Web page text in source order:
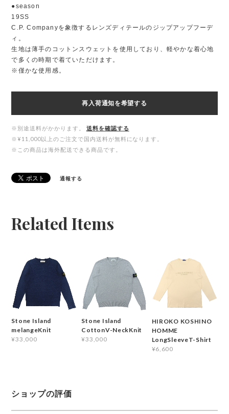
●season
19SS
C.P. Companyを象徴するレンズディテールのジップアップフーデ
ィ。
生地は薄手のコットンスウェットを使用しており、軽やかな着心地
で多くの時期で着ていただけます。
※僅かな使用感。
再入荷通知を希望する
※別途送料がかかります。
送料を確認する
※¥11,000以上のご注文で国内送料が無料になります。
※この商品は海外配送できる商品です。
通報する
Related Items
Stone Island
melangeKnit
¥33,000
Stone Island
CottonV-NeckKnit
¥33,000
HIROKO KOSHINO
HOMME
LongSleeveT-Shirt
¥6,600
ショップの評価